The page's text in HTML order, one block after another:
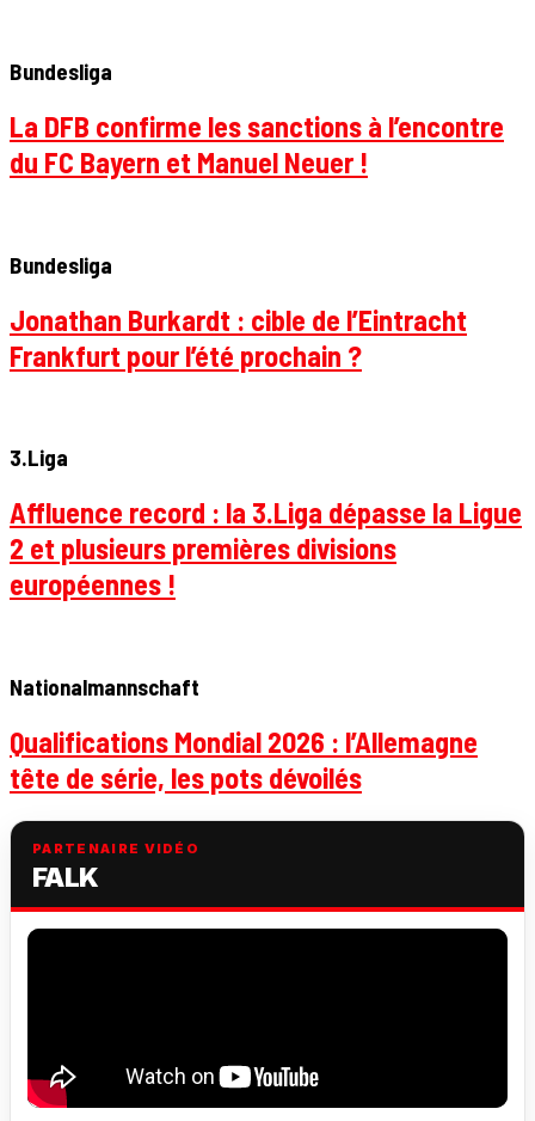
Bundesliga
La DFB confirme les sanctions à l’encontre
du FC Bayern et Manuel Neuer !
Bundesliga
Jonathan Burkardt : cible de l’Eintracht
Frankfurt pour l’été prochain ?
3.Liga
Affluence record : la 3.Liga dépasse la Ligue
2 et plusieurs premières divisions
européennes !
Nationalmannschaft
Qualifications Mondial 2026 : l’Allemagne
tête de série, les pots dévoilés
PARTENAIRE VIDÉO
FALK